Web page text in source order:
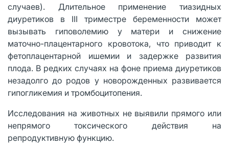
случаев). Длительное применение тиазидных
диуретиков в III триместре беременности может
вызывать гиповолемию у матери и снижение
маточно-плацентарного кровотока, что приводит к
фетоплацентарной ишемии и задержке развития
плода. В редких случаях на фоне приема диуретиков
незадолго до родов у новорожденных развивается
гипогликемия и тромбоцитопения.
Исследования на животных не выявили прямого или
непрямого токсического действия на
репродуктивную функцию.